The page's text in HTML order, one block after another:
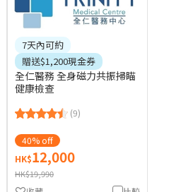
7天內可約
贈送$1,200現金券
全仁醫務 全身磁力共振掃瞄
健康檢查
(9)
40% off
HK$12,000
HK$19,990